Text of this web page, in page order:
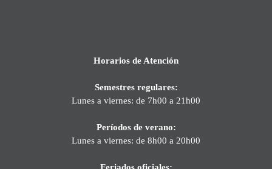
Horarios de Atención
Semestres regulares:
Lunes a viernes: de 7h00 a 21h00
Períodos de verano:
Lunes a viernes: de 8h00 a 20h00
Feriados oficiales: